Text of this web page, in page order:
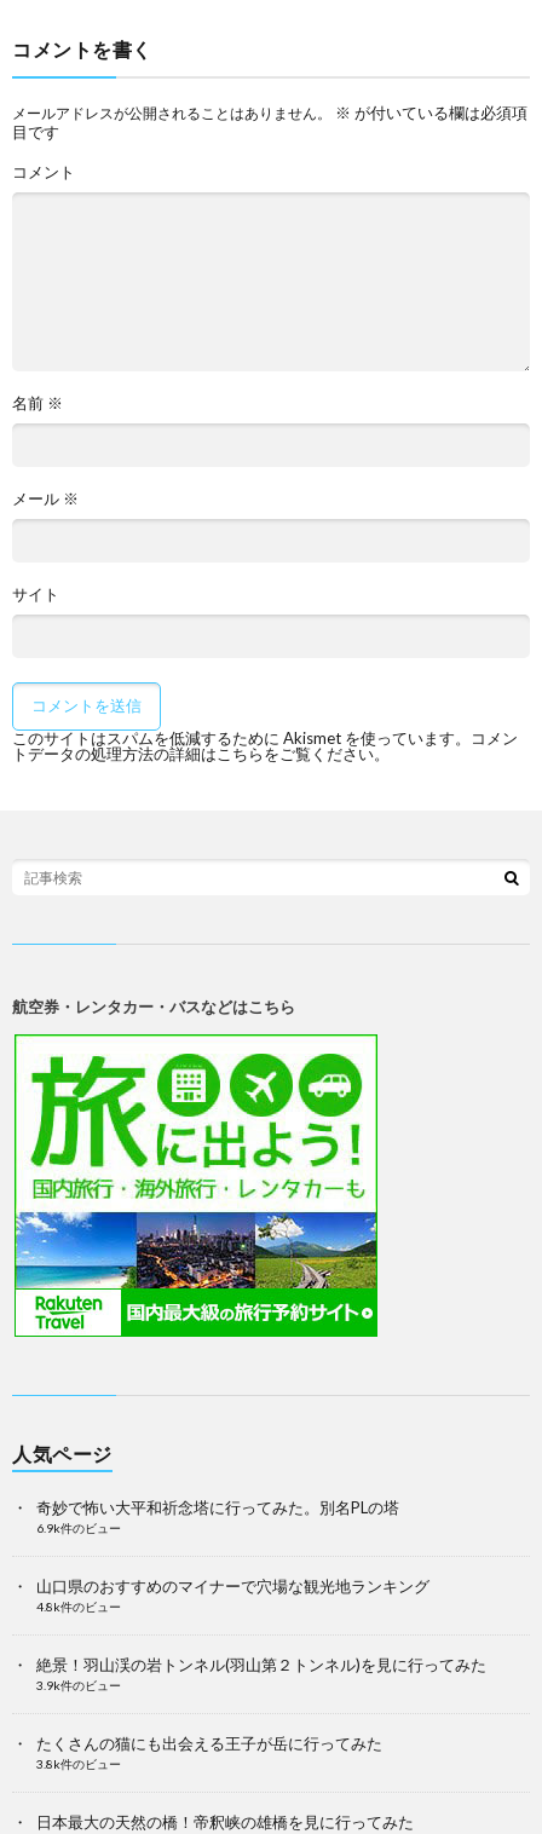
コメントを書く
メールアドレスが公開されることはありません。 ※ が付いている欄は必須項
目です
コメント
名前 ※
メール ※
サイト
このサイトはスパムを低減するために Akismet を使っています。
コメン
トデータの処理方法の詳細はこちらをご覧ください。
航空券・レンタカー・バスなどはこちら
人気ページ
奇妙で怖い大平和祈念塔に行ってみた。別名PLの塔
6.9k件のビュー
山口県のおすすめのマイナーで穴場な観光地ランキング
4.8k件のビュー
絶景！羽山渓の岩トンネル(羽山第２トンネル)を見に行ってみた
3.9k件のビュー
たくさんの猫にも出会える王子が岳に行ってみた
3.8k件のビュー
日本最大の天然の橋！帝釈峡の雄橋を見に行ってみた